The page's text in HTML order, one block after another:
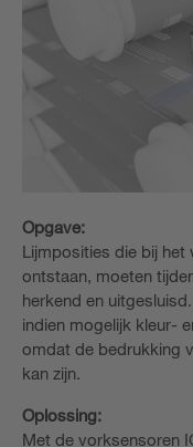
Opgave:
Lijmposities die bij het
ontstaan, moeten
herkend en
indien mogelijk kleur-
omdat de bedrukking
kan zijn.
Oplossing:
Met de vorksensoren